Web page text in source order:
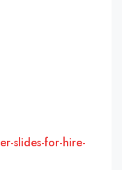
slides-for-hire-